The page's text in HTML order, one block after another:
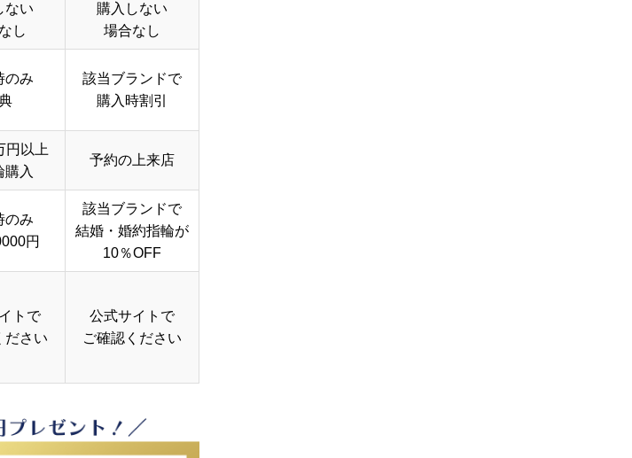
ない
し
購入しない
場合なし
のみ
該当ブランドで
購入時割引
円以上
購入
予約の上来店
のみ
円
該当ブランドで
結婚・婚約指輪が
10％OFF
トで
ださい
公式サイトで
ご確認ください